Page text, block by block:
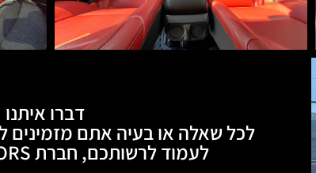
דברו איתנו
לכל שאלה או בעיה אתם מזמינים
לעמוד לרשותכם, חברת LUXURY MOTORS.